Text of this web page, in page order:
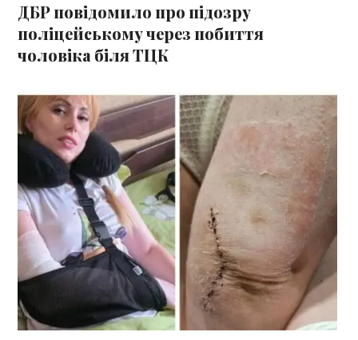
ДБР повідомило про підозру
поліцейському через побиття
чоловіка біля ТЦК